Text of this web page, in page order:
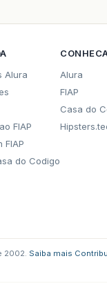
Alura
FIAP
FIAP
do Codigo
Alura
FIAP
Casa do
2002. Saiba mais